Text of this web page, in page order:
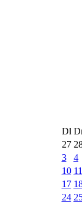
Dl
27
3
4
10 11
17
24